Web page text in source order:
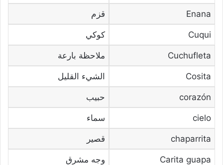
Enana قزم
Cuqui كوكي
Cuchufleta ملاحظة بارعة
Cosita الشيء القليل
corazón حبيب
cielo سماء
chaparrita قصير
Carita guapa وجه مشرق